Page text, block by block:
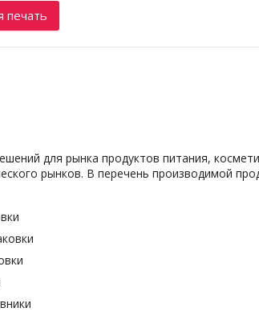
печать
для рынка продуктов питания,
рынков. В перечень производимой